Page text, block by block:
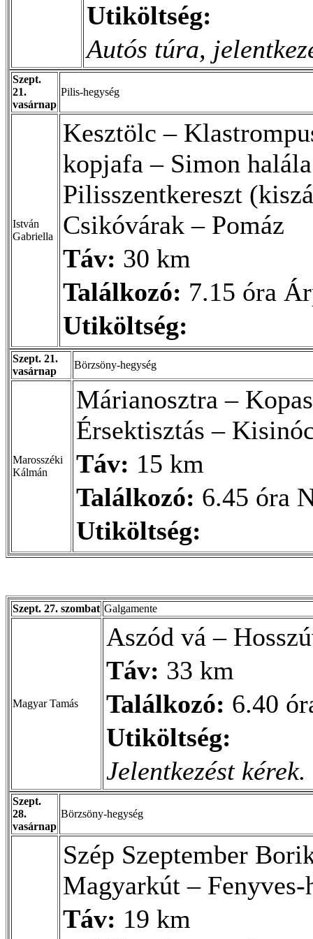
Utiköltség:
Autós túra,
Szept.
21.
vasárnap
Pilis-hegység
István
Gabriella
Kesztölc –
kopjafa – Simon
Pilisszentkereszt
Csikóvárak – Pomáz
Táv: 30 km
Találkozó: 7.15 óra
Utiköltség:
Szept. 21.
vasárnap
Börzsöny-hegység
Marosszéki
Kálmán
Márianosztra –
Érsektisztás –
Táv: 15 km
Találkozó: 6.45 óra
Utiköltség:
Szept. 27. szombat Galgamente
Magyar Tamás
Aszód vá –
Táv: 33 km
Találkozó: 6.40
Utiköltség:
Jelentkezést kérek.
Szept.
28.
vasárnap
Börzsöny-hegység
Szép Szeptember
Magyarkút – Fenyves-
Táv: 19 km